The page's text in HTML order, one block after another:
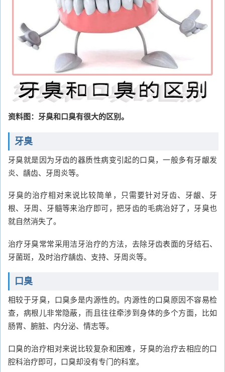
资料图：牙臭和口臭有很大的区别。
牙臭
牙臭就是因为牙齿的器质性病变引起的口臭，一般多有牙龈发
炎、龋齿、牙周炎等。
牙臭的治疗相对来说比较简单，只需要针对牙齿、牙龈、牙
根、牙周、牙髓等来治疗即可，把牙齿的毛病治好了，牙臭也
就自然消失了。
治疗牙臭常常采用洁牙治疗的方法，去除牙齿表面的牙结石、
牙菌斑，及时治疗龋齿、支持、牙周炎等。
口臭
相较于牙臭，口臭多是内源性的。内源性的口臭原因不容易检
查，病根儿非常隐蔽，而且往往牵涉到身体的多个方面，比如
肠胃、腑脏、内分泌、情志等。
口臭的治疗相对来说比较复杂和困难，牙臭的治疗去相应的口
腔科治疗即可，口臭却没有专门的科室。